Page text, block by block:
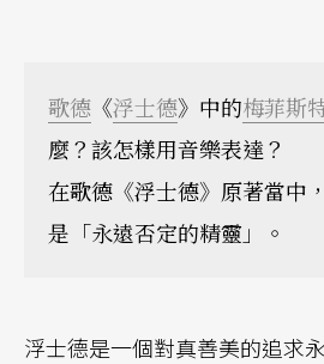
歌德 《浮士德》中的梅菲斯
麼？該怎樣用音樂表達？
在歌德《浮士德》原著當中
是「永遠否定的精靈」。
浮士德是一個對真善美的追求